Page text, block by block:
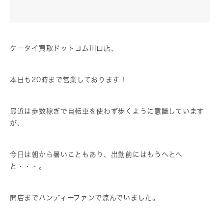
ケータイ買取ドットコム川口店、
本日も20時まで営業しております！
最近は歩数稼ぎで自転車を使わず歩くように意識しています
が、
今日は朝から暑いこともあり、出勤前にはもうへとへ
と・・・。
開店までハンディーファンで涼んでいました。